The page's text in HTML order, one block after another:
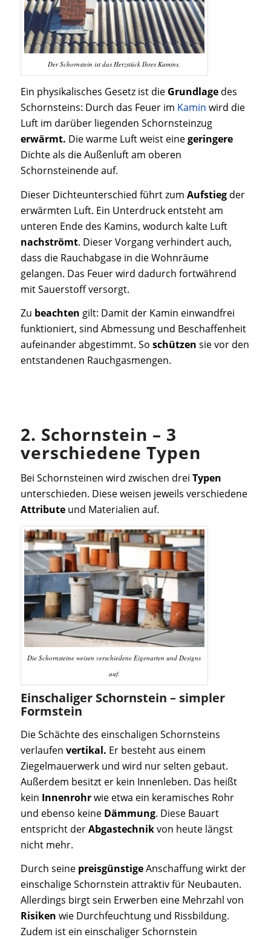
Der Schornstein ist das Herzstück Ihres Kamins.
Ein physikalisches Gesetz ist die Grundlage des
Schornsteins: Durch das Feuer im Kamin wird die
Luft im darüber liegenden Schornsteinzug
erwärmt. Die warme Luft weist einegeringere
Dichte als die Außenluft am oberen
Schornsteinende auf.
Dieser Dichteunterschied führt zum Aufstiegder
erwärmten Luft. Ein Unterdruck entsteht am
unteren Ende des Kamins, wodurch kalte Luft
nachströmt. Dieser Vorgang verhindert auch,
dass die Rauchabgase in die Wohnräume
gelangen. Das Feuer wird dadurch fortwährend
mit Sauerstoff versorgt.
Zu beachten gilt: Damit der Kamin einwandfrei
funktioniert, sind Abmessung und Beschaffenheit
aufeinander abgestimmt. So schützen sie vor den
entstandenen Rauchgasmengen.
2. Schornstein – 3
verschiedene Typen
Bei Schornsteinen wird zwischen drei Typen
unterschieden. Diese weisen jeweils verschiedene
Attributeund Materialien auf.
Die Schornsteine weisen verschiedene Eigenarten und Designs
auf.
Einschaliger Schornstein – simpler
Formstein
Die Schächte des einschaligen Schornsteins
verlaufen vertikal. Er besteht aus einem
Ziegelmauerwerk und wird nur selten gebaut.
Außerdem besitzt er kein Innenleben. Das heißt
kein Innenrohrwie etwa ein keramisches Rohr
und ebenso keineDämmung. Diese Bauart
entspricht derAbgastechnikvon heute längst
nicht mehr.
Durch seine preisgünstigeAnschaffung wirkt der
einschalige Schornstein attraktiv für Neubauten.
Allerdings birgt sein Erwerben eine Mehrzahl von
Risiken wie Durchfeuchtung und Rissbildung.
Zudem ist ein einschaliger Schornstein